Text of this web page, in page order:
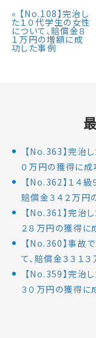
« 【No.108】完治し
た１０代学生の女性
について、賠償金８
１万円の増額に成
功した事例
【No.363】完治
０万円の獲得に成
【No.362】１４
賠償金３４２万円
【No.361】完治
２８万円の獲得に
【No.360】事故
て、賠償金３３１
【No.359】完治
３０万円の獲得に